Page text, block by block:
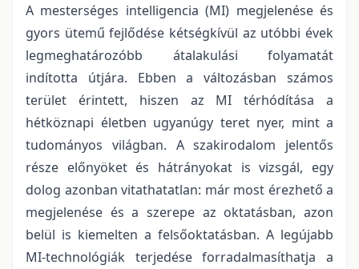
A mesterséges intelligencia (MI) megjelenése és
gyors ütemű fejlődése kétségkívül az utóbbi évek
legmeghatározóbb átalakulási folyamatát
indította útjára. Ebben a változásban számos
terület érintett, hiszen az MI térhódítása a
hétköznapi életben ugyanúgy teret nyer, mint a
tudományos világban. A szakirodalom jelentős
része előnyöket és hátrányokat is vizsgál, egy
dolog azonban vitathatatlan: már most érezhető a
megjelenése és a szerepe az oktatásban, azon
belül is kiemelten a felsőoktatásban. A legújabb
MI-technológiák terjedése forradalmasíthatja a